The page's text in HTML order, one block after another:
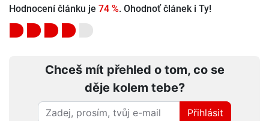
Hodnocení článku je 74 %. Ohodnoť článek i Ty!
Chceš mít přehled o tom, co se
děje kolem tebe?
Přihlásit